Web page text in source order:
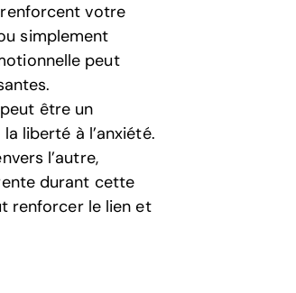
votre
simplement
peut
être un
liberté à l’anxiété.
l’autre,
durant cette
renforcer le lien et